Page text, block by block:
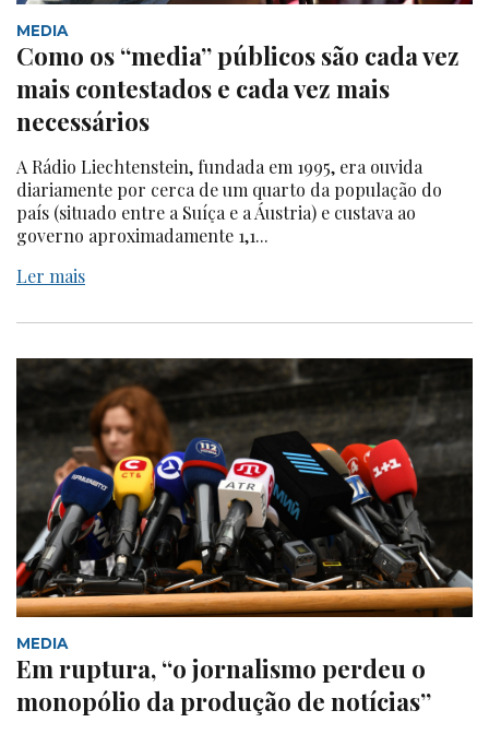
MEDIA
Como os “media” públicos são cada vez
mais contestados e cada vez mais
necessários
A Rádio Liechtenstein, fundada em 1995, era ouvida
diariamente por cerca de um quarto da população do
país (situado entre a Suíça e a Áustria) e custava ao
governo aproximadamente 1,1...
Ler mais
MEDIA
Em ruptura, “o jornalismo perdeu o
monopólio da produção de notícias”